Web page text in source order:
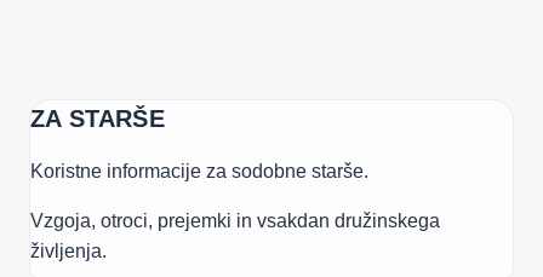
ZA STARŠE
Koristne informacije za sodobne starše.
Vzgoja, otroci, prejemki in vsakdan družinskega
življenja.